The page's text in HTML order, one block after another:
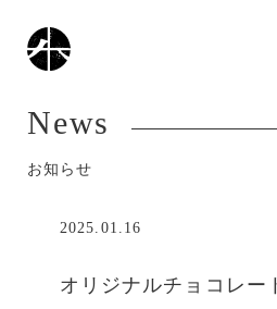
News
お知らせ
2025.01.16
オリジナルチョコレー